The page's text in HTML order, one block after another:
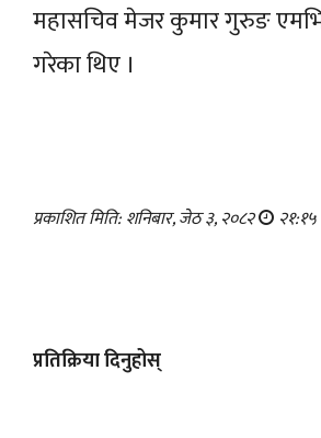
महासचिव मेजर कुमार गुरुङ
गरेका थिए ।
प्रकाशित मिति: शनिबार, जेठ ३, २०८२ २१:१५
प्रतिक्रिया दिनुहोस्